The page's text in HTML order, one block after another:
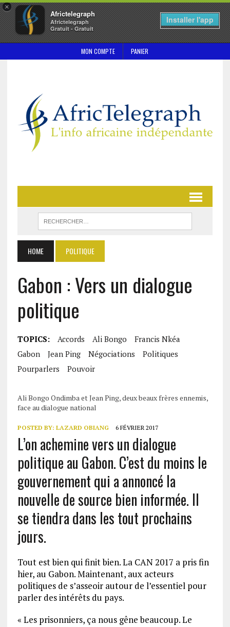
×
Africtelegraph
Africtelegraph
Gratuit - Gratuit
Installer l'app
MON COMPTE PANIER
HOME POLITIQUE
Gabon : Vers un dialogue
politique
TOPICS: Accords Ali Bongo
Francis Nkéa
Gabon
Jean Ping Négociations
Politiques
Pourparlers
Pouvoir
Ali Bongo Ondimba et Jean Ping, deux beaux frères ennemis,
face au dialogue national
POSTED BY: LAZARD OBIANG 6 FÉVRIER 2017
L’on achemine vers un dialogue
politique au Gabon. C’est du moins le
gouvernement qui a annoncé la
nouvelle de source bien informée. Il
se tiendra dans les tout prochains
jours.
Tout est bien qui finit bien. La CAN 2017 a pris fin
hier, au Gabon. Maintenant, aux acteurs
politiques de s’asseoir autour de l’essentiel pour
parler des intérêts du pays.
« Les prisonniers, ça nous gêne beaucoup. Le